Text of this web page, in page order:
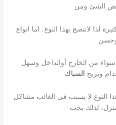
بعض الشئ ومن
لذا لاننصح بهذا النوع، اما انواع
وحسن
من الخارج أوالداخل وسهل
ويريح السباك
النوع لا يسبب فى الغالب مشاكل
لذلك يجب